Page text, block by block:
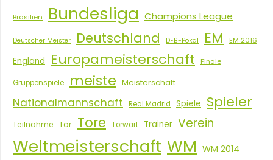
Brasilien Bundesliga Champions League
Deutscher Meister Deutschland DFB-Pokal EM EM 2016
England Europameisterschaft Finale
Gruppenspiele meiste Meisterschaft
Nationalmannschaft Real Madrid Spiele Spieler
Teilnahme Tor Tore Torwart Trainer Verein
Weltmeisterschaft WM WM 2014